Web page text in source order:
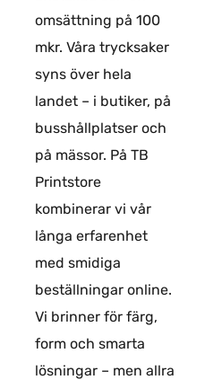
omsättning på 100
mkr. Våra trycksaker
syns över hela
landet – i butiker, på
busshållplatser och
på mässor. På TB
Printstore
kombinerar vi vår
långa erfarenhet
med smidiga
beställningar online.
Vi brinner för färg,
form och smarta
lösningar – men allra